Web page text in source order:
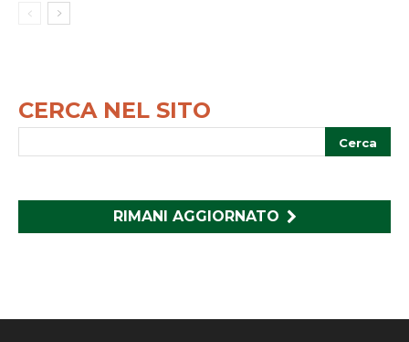
CERCA NEL SITO
RIMANI AGGIORNATO